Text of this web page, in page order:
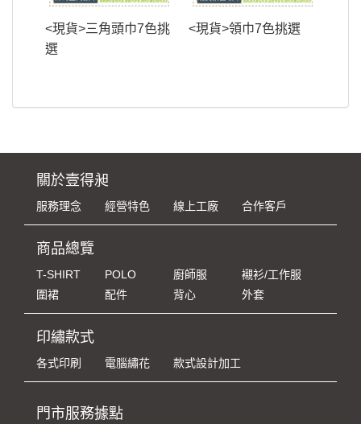
<現貨>三角頭巾7色挑
選
<現貨>領巾7色挑選
關於壹得昶
服務理念 經營特色 線上工廠 合作客戶
商品總覽
T-SHIRT POLO 廚師服
襯衫/工作服
圍裙
配件 背心 外套
印繡款式
各式印刷 電腦繡花 款式設計加工
門市服務據點